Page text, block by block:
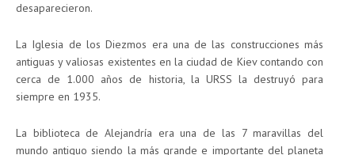
desaparecieron.
La Iglesia de los Diezmos era una de las construcciones más
antiguas y valiosas existentes en la ciudad de Kiev contando con
cerca de 1.000 años de historia, la URSS la destruyó para
siempre en 1935.
La biblioteca de Alejandría era una de las 7 maravillas del
mundo antiguo siendo la más grande e importante del planeta